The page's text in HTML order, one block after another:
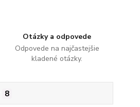
Otázky a odpovede
Odpovede na najčastejšie
kladené otázky.
8